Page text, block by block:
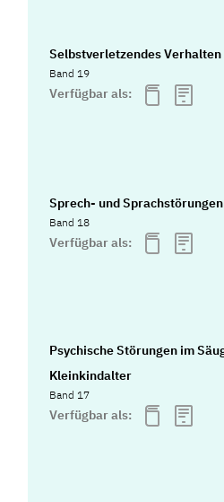
Selbstverletzendes Verhalten
Band 19
Verfügbar als:
Sprech- und Sprachstörungen
Band 18
Verfügbar als:
Psychische Störungen im
Kleinkindalter
Band 17
Verfügbar als: